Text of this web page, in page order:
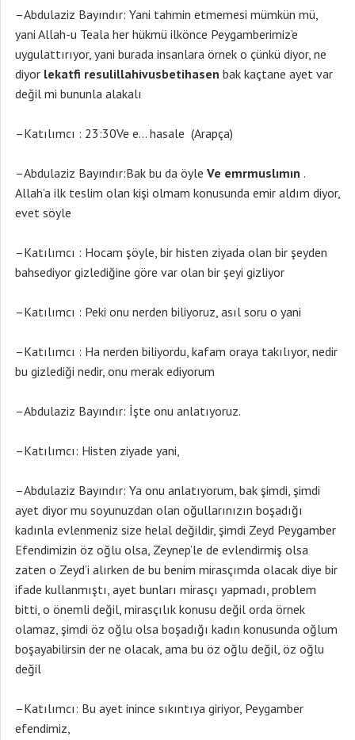
–Abdulaziz Bayındır: Yani tahmin etmemesi mümkün mü,
yani Allah-u Teala her hükmü ilkönce Peygamberimiz’e
uygulattırıyor, yani burada insanlara örnek o çünkü diyor, ne
diyor lekatfi resulillahivusbetihasen bak kaçtane ayet var
değil mi bununla alakalı
–Katılımcı : 23:30Ve e… hasale (Arapça)
–Abdulaziz Bayındır:Bak bu da öyle Ve emrmuslımın .
Allah’a ilk teslim olan kişi olmam konusunda emir aldım diyor,
evet söyle
–Katılımcı : Hocam şöyle, bir histen ziyada olan bir şeyden
bahsediyor gizlediğine göre var olan bir şeyi gizliyor
–Katılımcı : Peki onu nerden biliyoruz, asıl soru o yani
–Katılımcı : Ha nerden biliyordu, kafam oraya takılıyor, nedir
bu gizlediği nedir, onu merak ediyorum
–Abdulaziz Bayındır: İşte onu anlatıyoruz.
–Katılımcı: Histen ziyade yani,
–Abdulaziz Bayındır: Ya onu anlatıyorum, bak şimdi, şimdi
ayet diyor mu soyunuzdan olan oğullarınızın boşadığı
kadınla evlenmeniz size helal değildir, şimdi Zeyd Peygamber
Efendimizin öz oğlu olsa, Zeynep’le de evlendirmiş olsa
zaten o Zeyd’i alırken de bu benim mirasçımda olacak diye bir
ifade kullanmıştı, ayet bunları mirasçı yapmadı, problem
bitti, o önemli değil, mirasçılık konusu değil orda örnek
olamaz, şimdi öz oğlu olsa boşadığı kadın konusunda oğlum
boşayabilirsin der ne olacak, ama bu öz oğlu değil, öz oğlu
değil
–Katılımcı: Bu ayet inince sıkıntıya giriyor, Peygamber
efendimiz,